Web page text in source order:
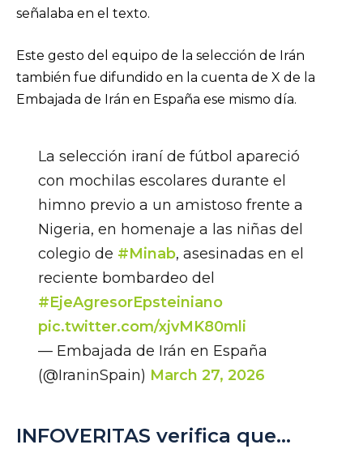
señalaba en el texto.
Este gesto del equipo de la selección de Irán
también fue difundido en la cuenta de X de la
Embajada de Irán en España ese mismo día.
La selección iraní de fútbol apareció
con mochilas escolares durante el
himno previo a un amistoso frente a
Nigeria, en homenaje a las niñas del
colegio de #Minab, asesinadas en el
reciente bombardeo del
#EjeAgresorEpsteiniano
pic.twitter.com/xjvMK80mli
— Embajada de Irán en España
(@IraninSpain) March 27, 2026
INFOVERITAS verifica que…